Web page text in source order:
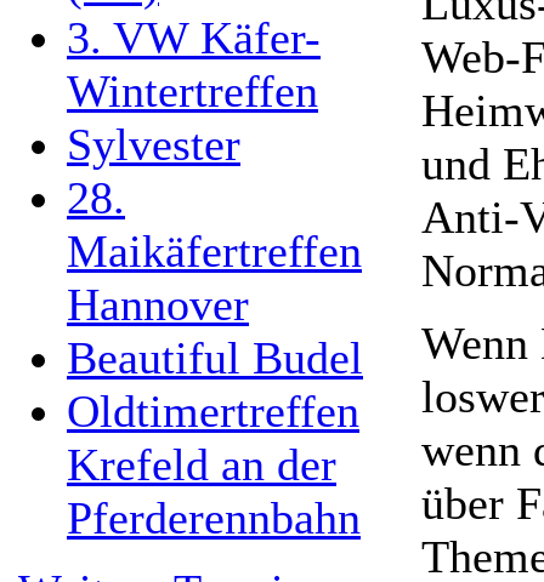
3. VW Käfer-
Wintertreffen
Sylvester
28.
Maikäfertreffen
Hannover
Beautiful Budel
Oldtimertreffen
Krefeld an der
Pferderennbahn
Web-
und
Anti-
Wenn
wenn
über